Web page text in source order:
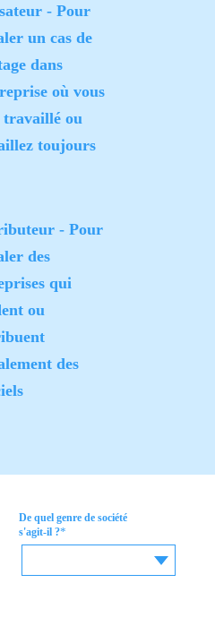
- Pour
un cas de
dans
où vous
travaillé ou
toujours
- Pour
des
qui
ou
des
De quel genre de société
s'agit-il ?*